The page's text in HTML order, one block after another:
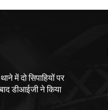
में दो सिपाहियों पर
डीआईजी ने किया